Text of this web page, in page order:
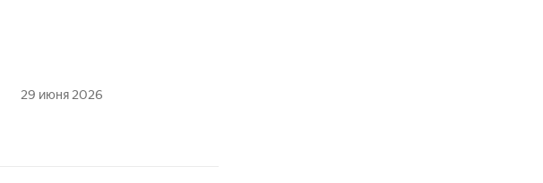
29 июня 2026